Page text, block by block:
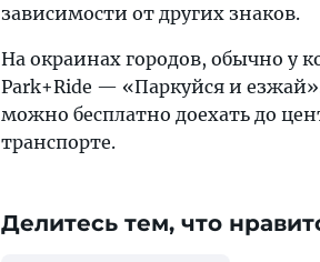
зависимости от других знаков.
На окраинах городов, обычно у
Park+Ride — «Паркуйся и
можно бесплатно доехать до
транспорте.
Делитесь тем, что